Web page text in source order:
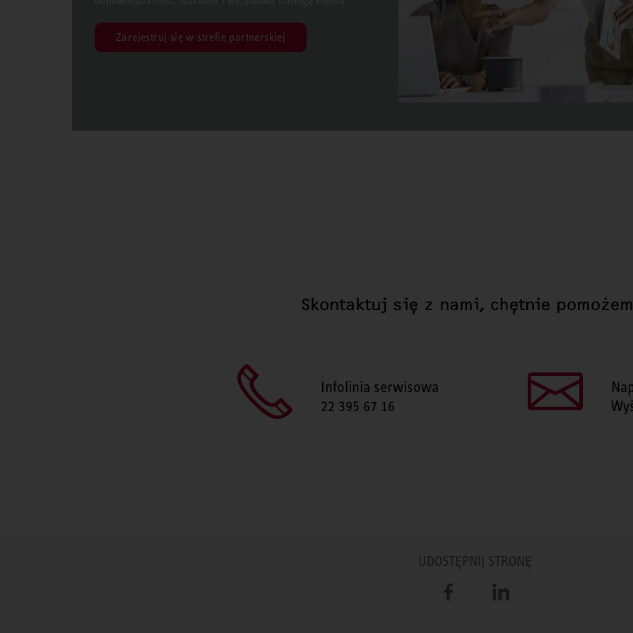
Zarejestruj się w strefie partnerskiej
Skontaktuj się z nami, chętnie
Infolinia serwisowa
22 395 67 16
UDOSTĘPNIJ STRONĘ
Facebook LinkedIn